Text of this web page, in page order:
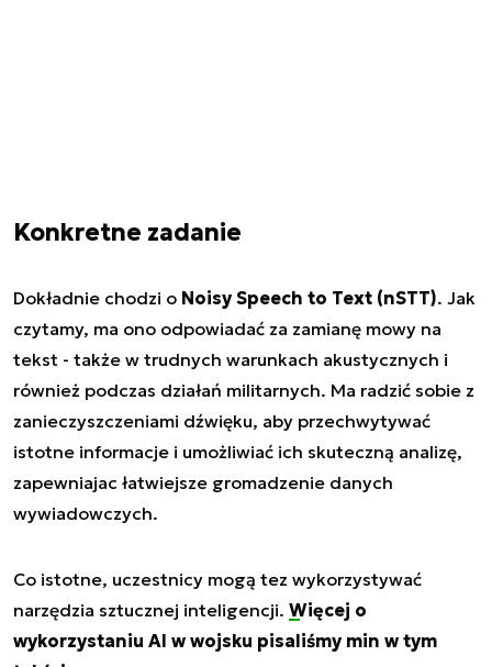
Konkretne zadanie
Dokładnie chodzi o Noisy Speech to Text (nSTT). Jak
czytamy, ma ono odpowiadać za zamianę mowy na
tekst - także w trudnych warunkach akustycznych i
również podczas działań militarnych. Ma radzić sobie z
zanieczyszczeniami dźwięku, aby przechwytywać
istotne informacje i umożliwiać ich skuteczną analizę,
zapewniajac łatwiejsze gromadzenie danych
wywiadowczych.
Co istotne, uczestnicy mogą tez wykorzystywać
narzędzia sztucznej inteligencji. Więcej o
wykorzystaniu AI w wojsku pisaliśmy min w tym